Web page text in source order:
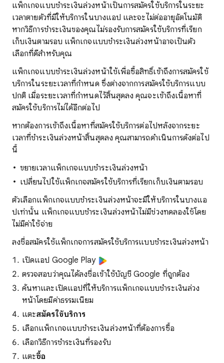
แพ็กเกจแบบชำระเงินล่วงหน้าเป็นการสมัครใช้บริการในระยะ
เวลาตายตัวที่มีให้บริการในบางแอป และจะไม่ต่ออายุอัตโนมัติ
หากวิธีการชำระเงินของคุณไม่รองรับการสมัครใช้บริการที่เรียก
เก็บเงินตามรอบ แพ็กเกจแบบชำระเงินล่วงหน้าอาจเป็นตัว
เลือกที่ดีสำหรับคุณ
แพ็กเกจแบบชำระเงินล่วงหน้าใช้เพื่อซื้อสิทธิ์เข้าถึงการสมัครใช้
บริการในระยะเวลาที่กำหนด ซึ่งต่างจากการสมัครใช้บริการแบบ
ปกติ เมื่อระยะเวลาที่กำหนดไว้สิ้นสุดลง คุณจะเข้าถึงเนื้อหาที่
สมัครใช้บริการไม่ได้อีกต่อไป
หากต้องการเข้าถึงเนื้อหาที่สมัครใช้บริการต่อไปหลังจากระยะ
เวลาที่ชำระเงินล่วงหน้าสิ้นสุดลง คุณสามารถดำเนินการดังต่อไป
นี้
ขยายเวลาแพ็กเกจแบบชำระเงินล่วงหน้า
เปลี่ยนไปใช้แพ็กเกจสมัครใช้บริการที่เรียกเก็บเงินตามรอบ
ตัวเลือกแพ็กเกจแบบชำระเงินล่วงหน้าจะมีให้บริการในบางแอ
ปเท่านั้น แพ็กเกจแบบชำระเงินล่วงหน้าไม่มีช่วงทดลองใช้โดย
ไม่มีค่าใช้จ่าย
ลงชื่อสมัครใช้แพ็กเกจการสมัครใช้บริการแบบชำระเงินล่วงหน้า
เปิดแอป Google Play
ตรวจสอบว่าคุณได้ลงชื่อเข้าใช้บัญชี Google ที่ถูกต้อง
ค้นหาและเปิดแอปที่ให้บริการแพ็กเกจแบบชำระเงินล่วง
หน้าโดยมีค่าธรรมเนียม
แตะสมัครใช้บริการ
เลือกแพ็กเกจแบบชำระเงินล่วงหน้าที่ต้องการซื้อ
เลือกวิธีการชำระเงินที่รองรับ
แตะซื้อ